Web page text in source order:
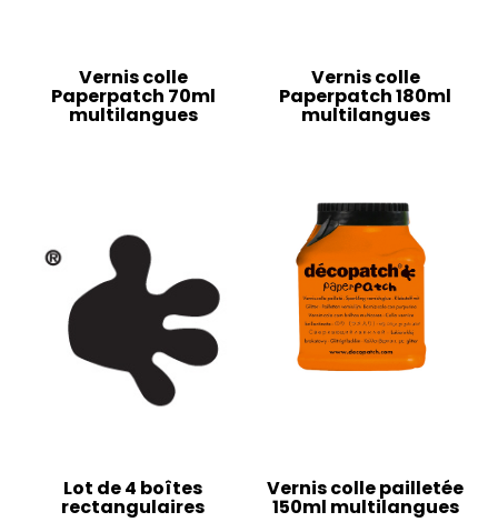
Vernis colle
Paperpatch 70ml
multilangues
Vernis colle
Paperpatch 180ml
multilangues
Lot de 4 boîtes
rectangulaires
Vernis colle pailletée
150ml multilangues